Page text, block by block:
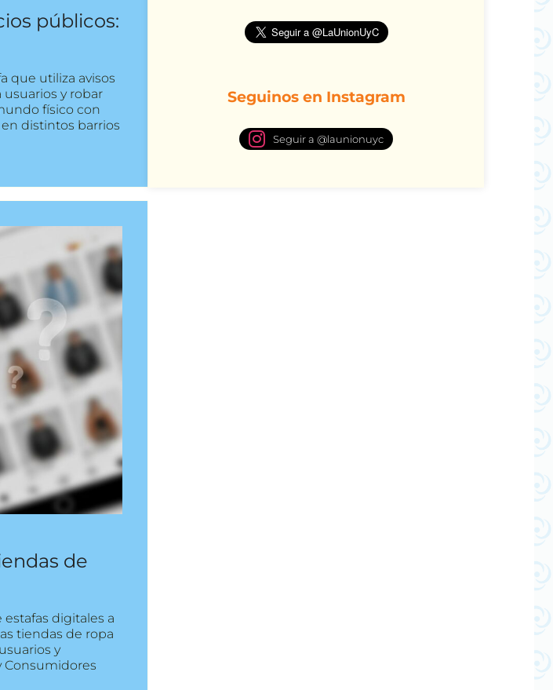
públicos:
que utiliza avisos
y robar
físico con
distintos barrios
de
digitales a
tiendas de ropa
y
Consumidores
Seguinos en Instagram
Seguir a @launionuyc